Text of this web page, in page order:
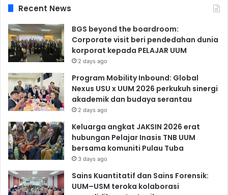
Recent News
BGS beyond the boardroom:
Corporate visit beri pendedahan dunia
korporat kepada PELAJAR UUM
2 days ago
Program Mobility Inbound: Global
Nexus USU x UUM 2026 perkukuh sinergi
akademik dan budaya serantau
2 days ago
Keluarga angkat JAKSIN 2026 erat
hubungan Pelajar Inasis TNB UUM
bersama komuniti Pulau Tuba
3 days ago
Sains Kuantitatif dan Sains Forensik:
UUM–USM teroka kolaborasi